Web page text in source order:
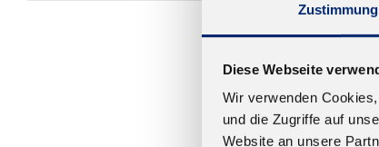
Zustimmung
Diese Webseite
Wir verwenden
und die Zugriffe auf
Website an unsere